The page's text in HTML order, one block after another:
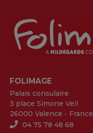
FOLIMAGE
Palais consulaire
3 place Simone Veil
26000 Valence - France
04 75 78 48 68